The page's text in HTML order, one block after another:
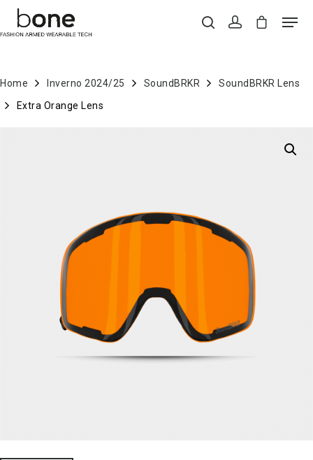
Hit enter to search or ESC to close
Home Inverno 2024/25 SoundBRKR
SoundBRKR Lens
Extra Orange Lens